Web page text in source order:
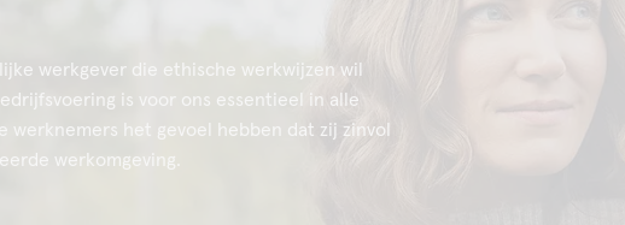
werkgever die ethische werkwijzen wil
is voor ons essentieel in alle
werknemers het gevoel hebben dat zij zinvol
werkomgeving.